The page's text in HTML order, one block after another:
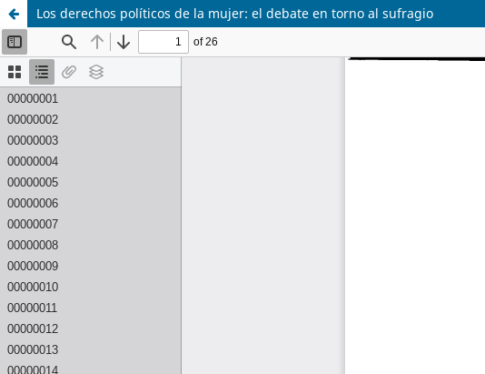
Los derechos políticos de la mujer: el debate en torno al sufragio